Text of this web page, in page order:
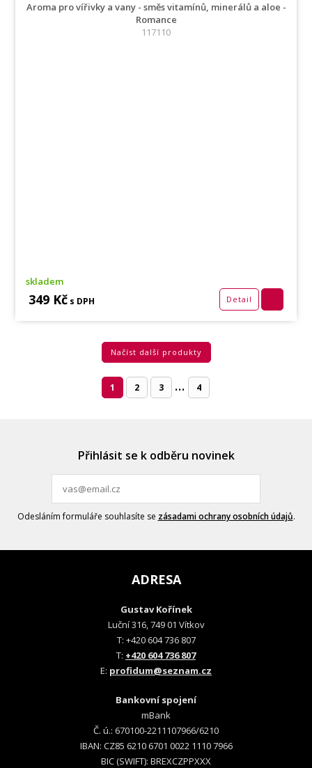
Aroma pro vířivky a vany - směs vitamínů, minerálů a aloe -
Romance
117110
skladem
349 Kč s DPH Detail
Načíst další produkty
1 2 3 ... 4
Přihlásit se k odběru novinek
Odesláním formuláře souhlasíte se zásadami ochrany osobních údajů.
ADRESA
Gustav Kořínek
Luční 316, 749 01 Vítkov
T: +420 604 736 807
T: +420 604 736 807
E: profidum@seznam.cz
Bankovní spojení
mBank
Č. ú.: 670100-2211107966/6210
IBAN: CZ85 6210 6701 0022 1110 7966
BIC (SWIFT): BREXCZPPXXX